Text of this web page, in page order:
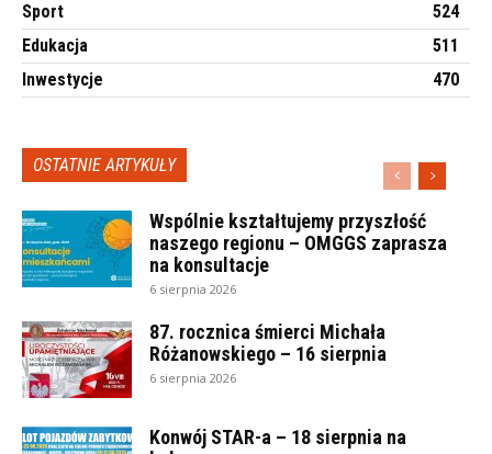
Sport
524
Edukacja
511
Inwestycje
470
OSTATNIE ARTYKUŁY
Wspólnie kształtujemy przyszłość
naszego regionu – OMGGS zaprasza
na konsultacje
6 sierpnia 2026
87. rocznica śmierci Michała
Różanowskiego – 16 sierpnia
6 sierpnia 2026
Konwój STAR-a – 18 sierpnia na